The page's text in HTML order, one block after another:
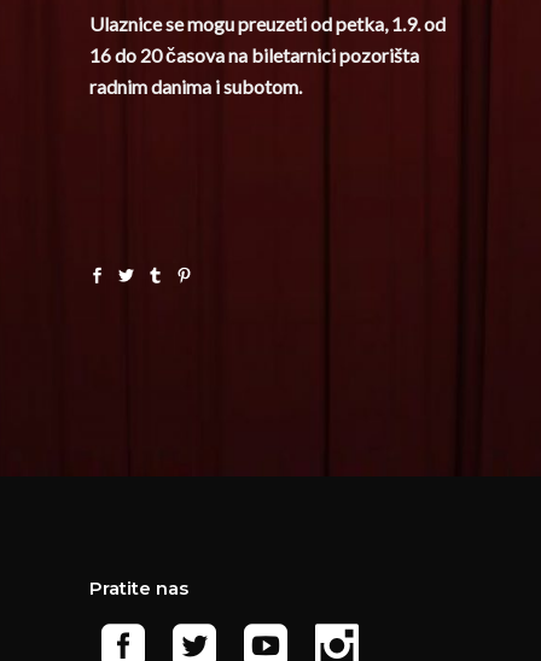
Ulaznice se mogu preuzeti od petka, 1.9. od
16 do 20 časova na biletarnici pozorišta
radnim danima i subotom.
Pratite nas